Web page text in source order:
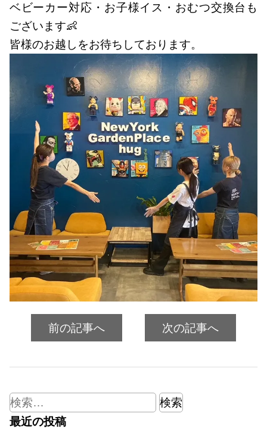
ベビーカー対応・お子様イス・おむつ交換台も
ございます👶
皆様のお越しをお待ちしております。
前の記事へ 次の記事へ
検
索:
最近の投稿